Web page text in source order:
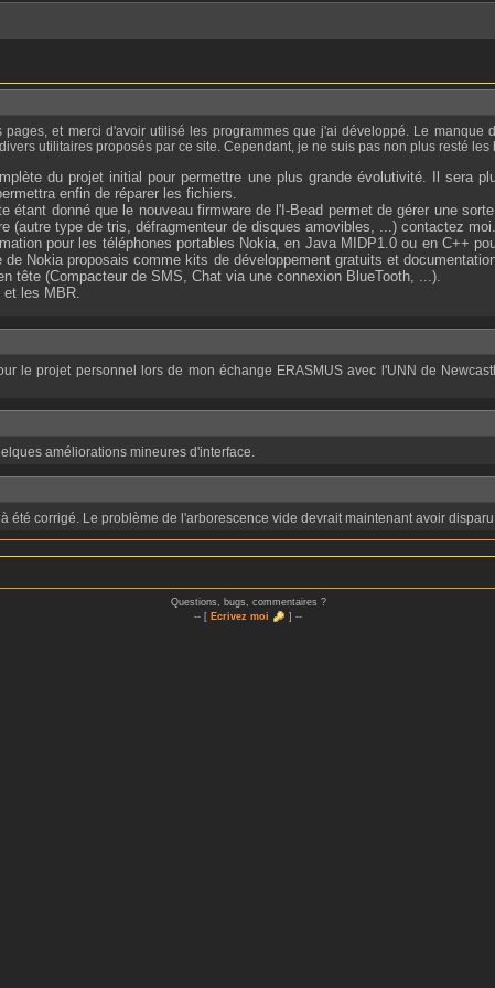
utilitaires proposés par ce site. Cependant, je ne suis pas non plus resté
du projet initial pour permettre une plus grande évolutivité. Il sera
enfin de réparer les fichiers.
étant donné que le nouveau firmware de l'I-Bead permet de gérer une
(autre type de tris, défragmenteur de disques amovibles, ...) contactez
pour les téléphones portables Nokia, en Java MIDP1.0 ou en C++
Nokia proposais comme kits de développement gratuits et
tête (Compacteur de SMS, Chat via une connexion BlueTooth, ...).
et les MBR.
améliorations mineures d'interface.
été corrigé. Le problème de l'arborescence vide devrait maintenant avoir
Questions, bugs, commentaires ?
-- [ Ecrivez moi ] --